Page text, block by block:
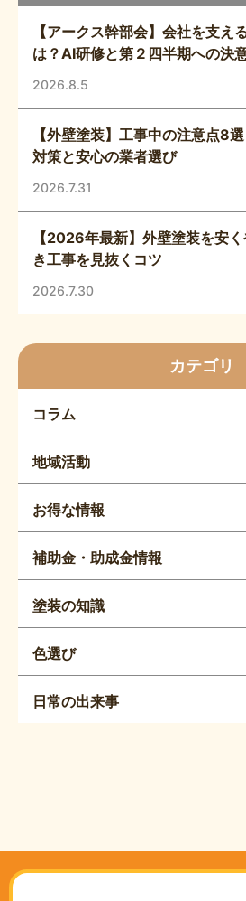
【アークス幹部会】会社を支え
は？AI研修と第２四半期への決
2026.8.5
【外壁塗装】工事中の注意点8
対策と安心の業者選び
2026.7.31
【2026年最新】外壁塗装を安
き工事を見抜くコツ
2026.7.30
カテゴリ
コラム
地域活動
お得な情報
補助金・助成金情報
塗装の知識
色選び
日常の出来事